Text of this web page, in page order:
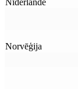
Nīderlande
Norvēģija